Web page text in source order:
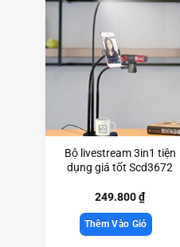
Bộ livestream 3in1 tiện
dụng giá tốt Scd3672
249.800₫
Thêm Vào Giỏ